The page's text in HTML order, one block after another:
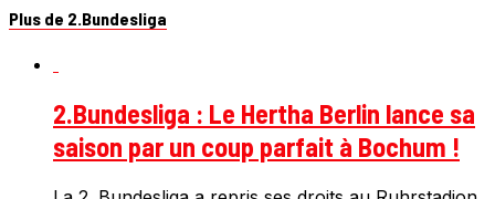
Plus de 2.Bundesliga
2.Bundesliga : Le Hertha Berlin lance sa
saison par un coup parfait à Bochum !